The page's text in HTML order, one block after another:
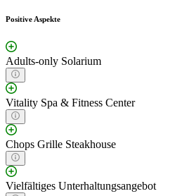
Positive Aspekte
Adults-only Solarium
Vitality Spa & Fitness Center
Chops Grille Steakhouse
Vielfältiges Unterhaltungsangebot